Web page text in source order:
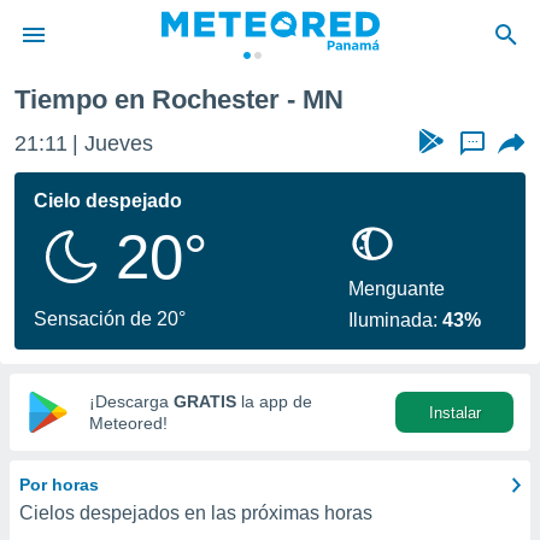
de
ha
calidad.
a este
las
y
digital
basada
Tiempo en Rochester - MN
21:11 Jueves ...
Cielo despejado
20°
Sensación de 20°
Menguante
Iluminada:43%
¡Descarga GRATIS la app de
Meteored!
Instalar
Por horas
Cielos despejados en las próximas horas